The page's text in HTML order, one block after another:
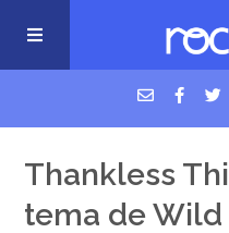
USM Podcast
Cigarrillos en la cama
Thankless
tema de Wild